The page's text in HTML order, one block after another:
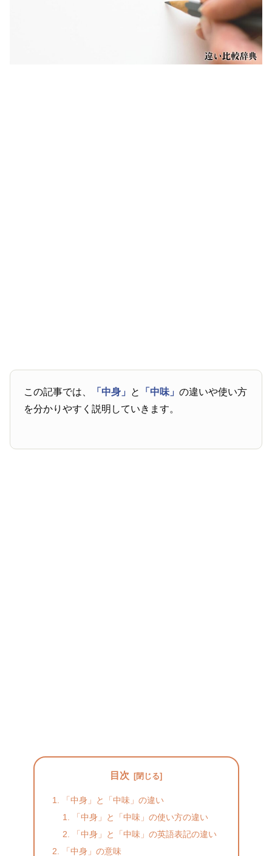
この記事では、 「中身」 と 「中味」の違いや使い方
を分かりやすく説明していきます。
目次
「中身」と「中味」の違い
「中身」と「中味」の使い方の違い
「中身」と「中味」の英語表記の違い
「中身」の意味